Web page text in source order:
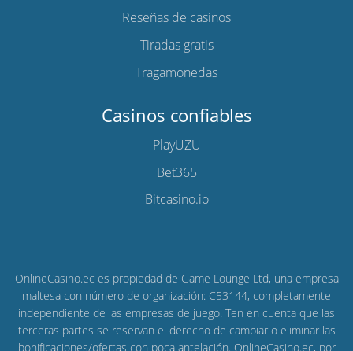
Reseñas de casinos
Tiradas gratis
Tragamonedas
Casinos confiables
PlayUZU
Bet365
Bitcasino.io
OnlineCasino.ec es propiedad de Game Lounge Ltd, una empresa
maltesa con número de organización: C53144, completamente
independiente de las empresas de juego. Ten en cuenta que las
terceras partes se reservan el derecho de cambiar o eliminar las
bonificaciones/ofertas con poca antelación. OnlineCasino.ec, por